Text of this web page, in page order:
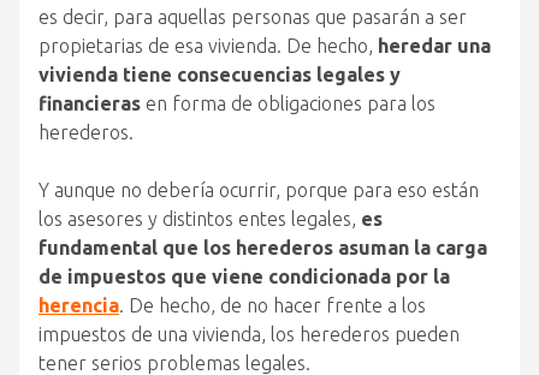
es decir, para aquellas personas que pasarán a ser
propietarias de esa vivienda. De hecho, heredar una
vivienda tiene consecuencias legales y
financieras en forma de obligaciones para los
herederos.
Y aunque no debería ocurrir, porque para eso están
los asesores y distintos entes legales, es
fundamental que los herederos asuman la carga
de impuestos que viene condicionada por la
herencia. De hecho, de no hacer frente a los
impuestos de una vivienda, los herederos pueden
tener serios problemas legales.